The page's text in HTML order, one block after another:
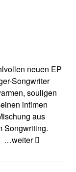
neuen EP
Songwriter
souligen
intimen
aus
Songwriting.
…weiter